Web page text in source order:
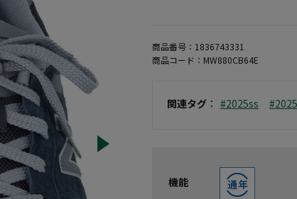
商品番号： 1836743331
商品コード： MW880CB64E
関連タグ ： #2025ss
機能